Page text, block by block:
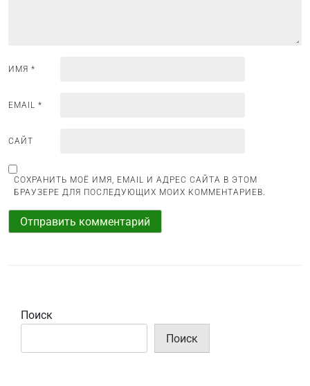
с
м
ИМЯ *
EMAIL *
САЙТ
СОХРАНИТЬ МОЁ ИМЯ, EMAIL И АДРЕС САЙТА В ЭТОМ
БРАУЗЕРЕ ДЛЯ ПОСЛЕДУЮЩИХ МОИХ КОММЕНТАРИЕВ.
Поиск
Поиск